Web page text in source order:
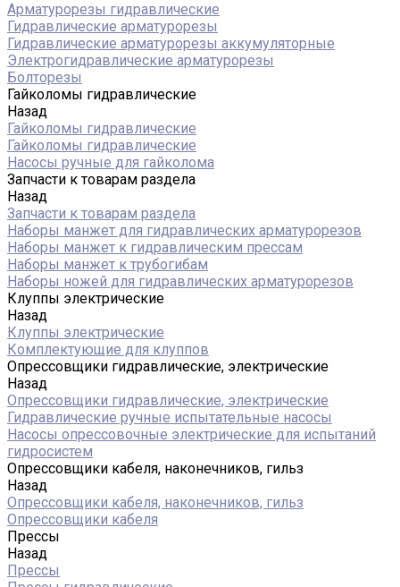
Арматурорезы гидравлические
Гидравлические арматурорезы
Гидравлические арматурорезы аккумуляторные
Электрогидравлические арматурорезы
Болторезы
Гайколомы гидравлические
Назад
Гайколомы гидравлические
Гайколомы гидравлические
Насосы ручные для гайколома
Запчасти к товарам раздела
Назад
Запчасти к товарам раздела
Наборы манжет для гидравлических арматурорезов
Наборы манжет к гидравлическим прессам
Наборы манжет к трубогибам
Наборы ножей для гидравлических арматурорезов
Клуппы электрические
Назад
Клуппы электрические
Комплектующие для клуппов
Опрессовщики гидравлические, электрические
Назад
Опрессовщики гидравлические, электрические
Гидравлические ручные испытательные насосы
Насосы опрессовочные электрические для испытаний
гидросистем
Опрессовщики кабеля, наконечников, гильз
Назад
Опрессовщики кабеля, наконечников, гильз
Опрессовщики кабеля
Прессы
Назад
Прессы